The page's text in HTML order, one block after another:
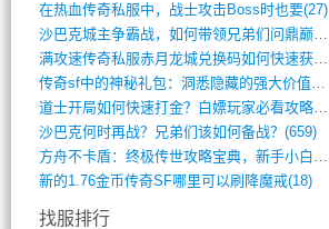
在热血传奇私服中，战士攻击Boss时也要(27)
沙巴克城主争霸战，如何带领兄弟们问鼎巅峰(565)
满攻速传奇私服赤月龙城兑换码如何快速获取(676)
传奇sf中的神秘礼包：洞悉隐藏的强大价值(427)
道士开局如何快速打金？白嫖玩家必看攻略(5)
沙巴克何时再战？兄弟们该如何备战？(659)
方舟不卡盾：终极传世攻略宝典，新手小白逆(495)
新的1.76金币传奇SF哪里可以刷降魔戒(18)
找服排行